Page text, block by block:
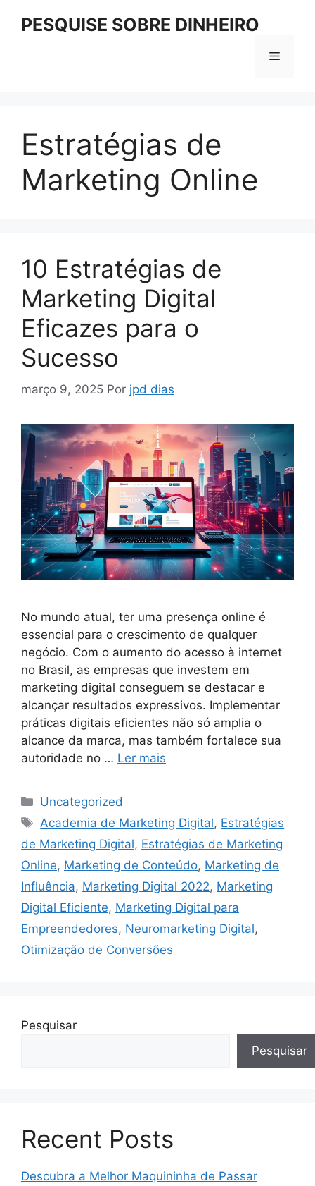
PESQUISE SOBRE DINHEIRO
Menu
Estratégias de
Marketing Online
10 Estratégias de
Marketing Digital
Eficazes para o
Sucesso
março 9, 2025 Por jpd dias
No mundo atual, ter uma presença online é
essencial para o crescimento de qualquer
negócio. Com o aumento do acesso à internet
no Brasil, as empresas que investem em
marketing digital conseguem se destacar e
alcançar resultados expressivos. Implementar
práticas digitais eficientes não só amplia o
alcance da marca, mas também fortalece sua
autoridade no … Ler mais
Categorias
Uncategorized
Tags
Academia de Marketing Digital, Estratégias
de Marketing Digital, Estratégias de Marketing
Online, Marketing de Conteúdo, Marketing de
Influência, Marketing Digital 2022, Marketing
Digital Eficiente, Marketing Digital para
Empreendedores, Neuromarketing Digital,
Otimização de Conversões
Pesquisar
Pesquisar
Recent Posts
Descubra a Melhor Maquininha de Passar